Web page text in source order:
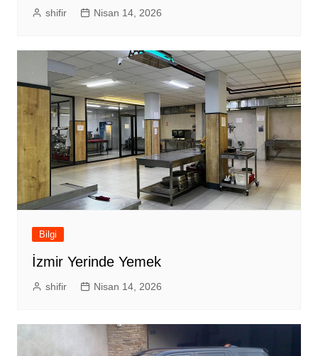
shifir Nisan 14, 2026
Bilgi
İzmir Yerinde Yemek
shifir Nisan 14, 2026